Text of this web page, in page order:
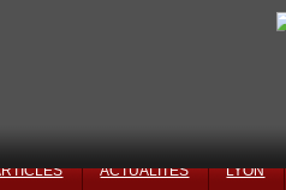
ACTUALITÉS LYON